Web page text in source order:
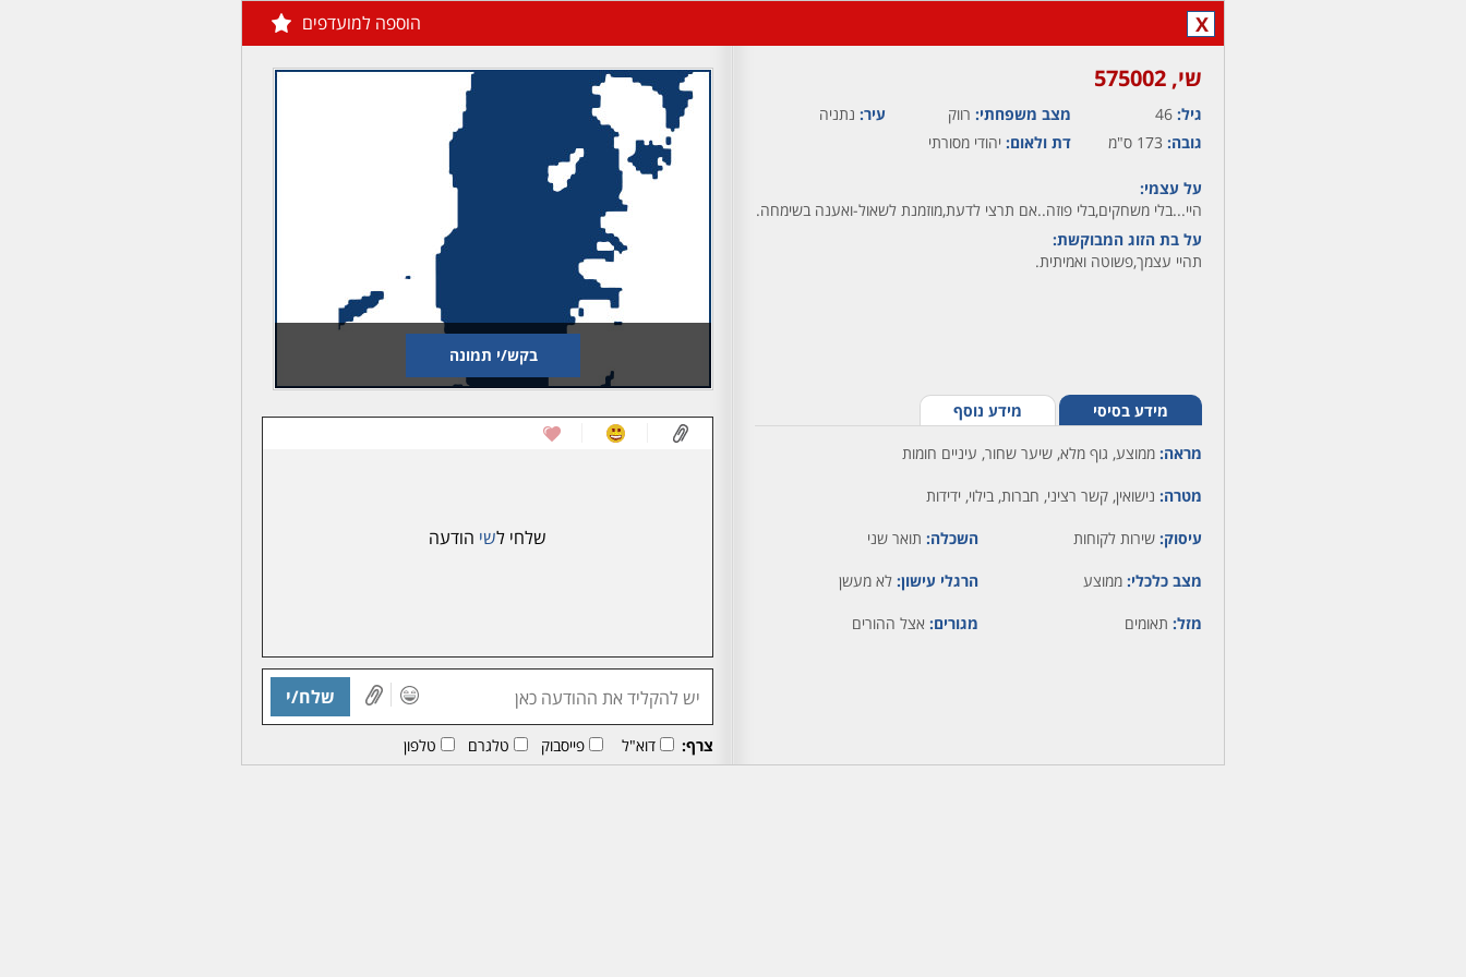
X הוספה למועדפים
שי,‏ 575002
גיל: 46 מצב משפחתי: רווק עיר: נתניה
גובה: 173 ס"מ דת ולאום: יהודי מסורתי
על עצמי:
היי...בלי משחקים,בלי פוזה..אם תרצי לדעת,מוזמנת לשאול-ואענה בשימחה.
על בת הזוג המבוקשת:
תהיי עצמך,פשוטה ואמיתית.
מידע בסיסי מידע נוסף
מראה: ממוצע, גוף מלא, שיער שחור, עיניים חומות
מטרה: נישואין, קשר רציני, חברות, בילוי, ידידות
עיסוק: שירות לקוחות השכלה: תואר שני
מצב כלכלי: ממוצע הרגלי עישון: לא מעשן
מזל: תאומים מגורים: אצל ההורים
בקש/י תמונה
שלחי לשי הודעה
שלח/י
צרף: דוא"ל פייסבוק טלגרם טלפון